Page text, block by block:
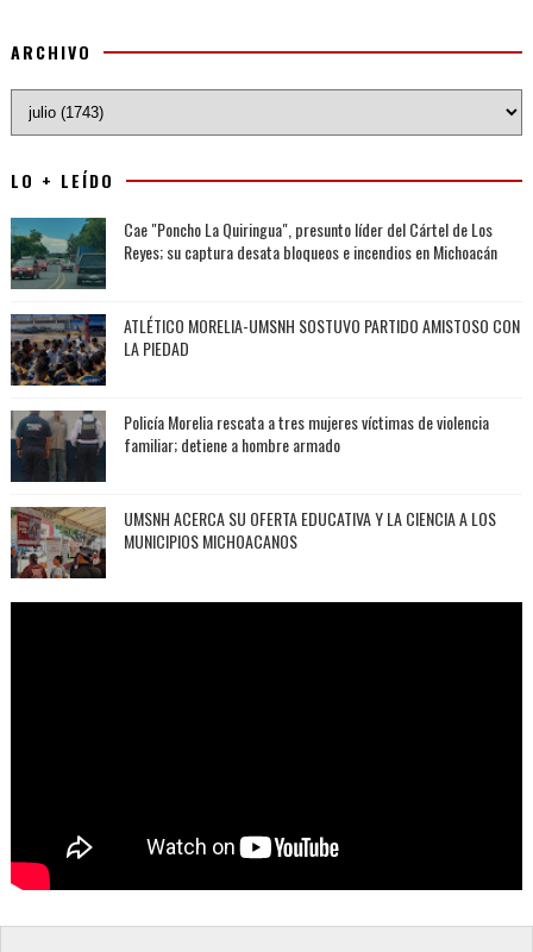
ARCHIVO
LO + LEÍDO
Cae "Poncho La Quiringua", presunto líder del Cártel de Los
Reyes; su captura desata bloqueos e incendios en Michoacán
ATLÉTICO MORELIA-UMSNH SOSTUVO PARTIDO AMISTOSO CON
LA PIEDAD
Policía Morelia rescata a tres mujeres víctimas de violencia
familiar; detiene a hombre armado
UMSNH ACERCA SU OFERTA EDUCATIVA Y LA CIENCIA A LOS
MUNICIPIOS MICHOACANOS